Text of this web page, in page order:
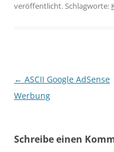
veröffentlicht. Schlagworte:
Beitragsnavigation
← ASCII Google AdSense
Werbung
Schreibe einen